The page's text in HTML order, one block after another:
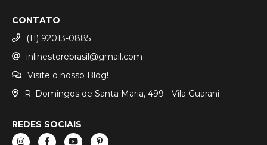
CONTATO
(11) 92013-0885
inlinestorebrasil@gmail.com
Visite o nosso Blog!
R. Domingos de Santa Maria, 499 - Vila Guarani
REDES SOCIAIS